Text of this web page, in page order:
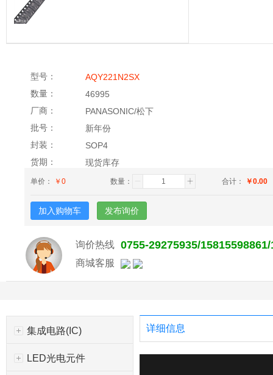
型号： AQY221N2SX
数量： 46995
厂商： PANASONIC/松下
批号： 新年份
封装： SOP4
货期： 现货库存
单价： ￥ 0 数量： 合计： ￥0.00
加入购物车 发布询价
询价热线 0755-29275935/
商城客服
集成电路(IC)
LED光电元件
详细信息